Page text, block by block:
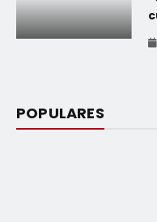
POPULARES